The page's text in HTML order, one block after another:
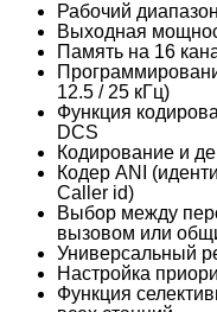
Рабочий
Выходная
Память на 16
12.5 / 25 кГц)
Функция
DCS
Кодирование и
Кодер ANI
Caller id)
Выбор между
вызовом или
Универсальный
Настройка
Функция